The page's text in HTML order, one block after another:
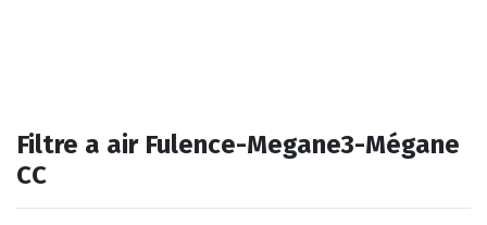
Filtre a air Fulence-Megane3-Mégane
CC